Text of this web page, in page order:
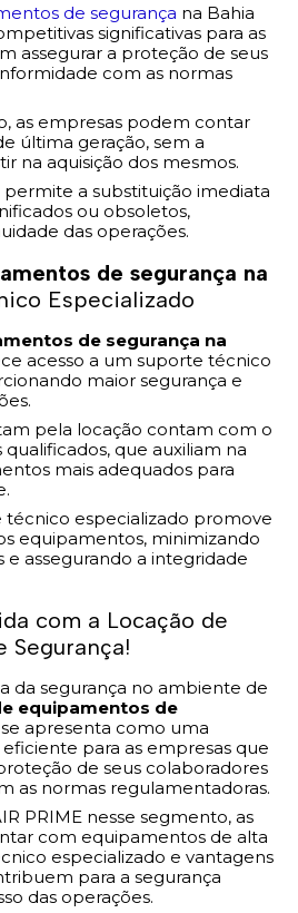
de segurança na Bahia
significativas para as
assegurar a proteção de seus
com as normas
as empresas podem contar
última geração, sem a
na aquisição dos mesmos.
permite a substituição imediata
ou obsoletos,
das operações.
de segurança na
Especializado
de segurança na
acesso a um suporte técnico
maior segurança e
pela locação contam com o
que auxiliam na
mais adequados para
técnico especializado promove
equipamentos, minimizando
e assegurando a integridade
com a Locação de
Segurança!
da segurança no ambiente de
equipamentos de
se apresenta como uma
para as empresas que
de seus colaboradores
as normas regulamentadoras.
PRIME nesse segmento, as
com equipamentos de alta
especializado e vantagens
para a segurança
das operações.